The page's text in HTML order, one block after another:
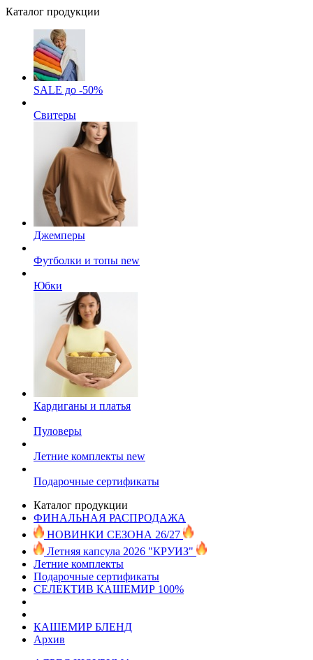
Каталог продукции
SALE до -50%
Свитеры
Джемперы
Футболки и топы new
Юбки
Кардиганы и платья
Пуловеры
Летние комплекты new
Подарочные сертификаты
Каталог продукции
ФИНАЛЬНАЯ РАСПРОДАЖА
НОВИНКИ СЕЗОНА 26/27
Летняя капсула 2026 "КРУИЗ"
Летние комплекты
Подарочные сертификаты
СЕЛЕКТИВ КАШЕМИР 100%
КАШЕМИР БЛЕНД
Архив